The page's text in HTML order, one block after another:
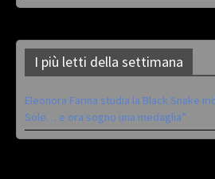
I più letti della settimana
Eleonora Farina studia la Black Snake
Sole… e ora sogno una medaglia”